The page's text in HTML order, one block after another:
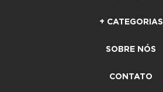
+ CATEGORIAS
SOBRE NÓS
CONTATO